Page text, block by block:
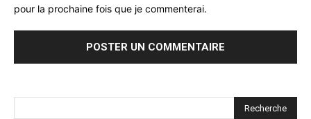
pour la prochaine fois que je commenterai.